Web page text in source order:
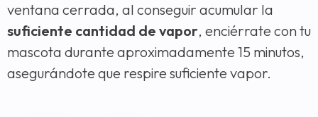
ventana cerrada, al conseguir acumular la
suficiente cantidad de vapor, enciérrate con tu
mascota durante aproximadamente 15 minutos,
asegurándote que respire suficiente vapor.